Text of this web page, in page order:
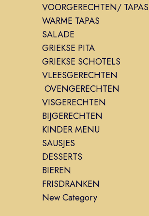
VOORGERECHTEN/ TAPAS
WARME TAPAS
SALADE
GRIEKSE PITA
GRIEKSE SCHOTELS
VLEESGERECHTEN
OVENGERECHTEN
VISGERECHTEN
BIJGERECHTEN
KINDER MENU
SAUSJES
DESSERTS
BIEREN
FRISDRANKEN
New Category